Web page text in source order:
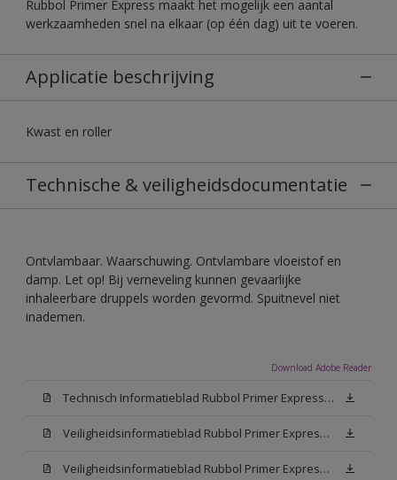
Rubbol Primer Express maakt het mogelijk een aantal
werkzaamheden snel na elkaar (op één dag) uit te voeren.
Applicatie beschrijving
Kwast en roller
Technische & veiligheidsdocumentatie
Ontvlambaar. Waarschuwing. Ontvlambare vloeistof en
damp. Let op! Bij verneveling kunnen gevaarlijke
inhaleerbare druppels worden gevormd. Spuitnevel niet
inademen.
Download Adobe Reader
Technisch Informatieblad Rubbol Primer Express (PDF)
Veiligheidsinformatieblad Rubbol Primer Express White (MSDS)
Veiligheidsinformatieblad Rubbol Primer Express W05 (MSDS)